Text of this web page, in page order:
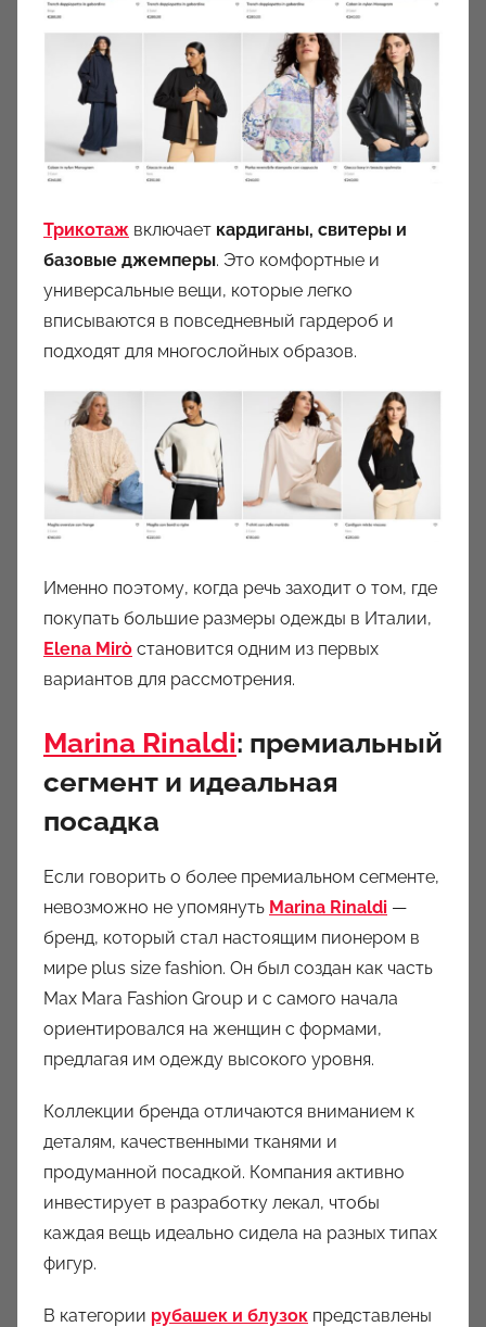
Трикотаж включает кардиганы, свитеры и
базовые джемперы. Это комфортные и
универсальные вещи, которые легко
вписываются в повседневный гардероб и
подходят для многослойных образов.
Именно поэтому, когда речь заходит о том, где
покупать большие размеры одежды в Италии,
Elena Mirò становится одним из первых
вариантов для рассмотрения.
Marina Rinaldi: премиальный
сегмент и идеальная
посадка
Если говорить о более премиальном сегменте,
невозможно не упомянуть Marina Rinaldi —
бренд, который стал настоящим пионером в
мире plus size fashion. Он был создан как часть
Max Mara Fashion Group и с самого начала
ориентировался на женщин с формами,
предлагая им одежду высокого уровня.
Коллекции бренда отличаются вниманием к
деталям, качественными тканями и
продуманной посадкой. Компания активно
инвестирует в разработку лекал, чтобы
каждая вещь идеально сидела на разных типах
фигур.
В категории рубашек и блузок представлены